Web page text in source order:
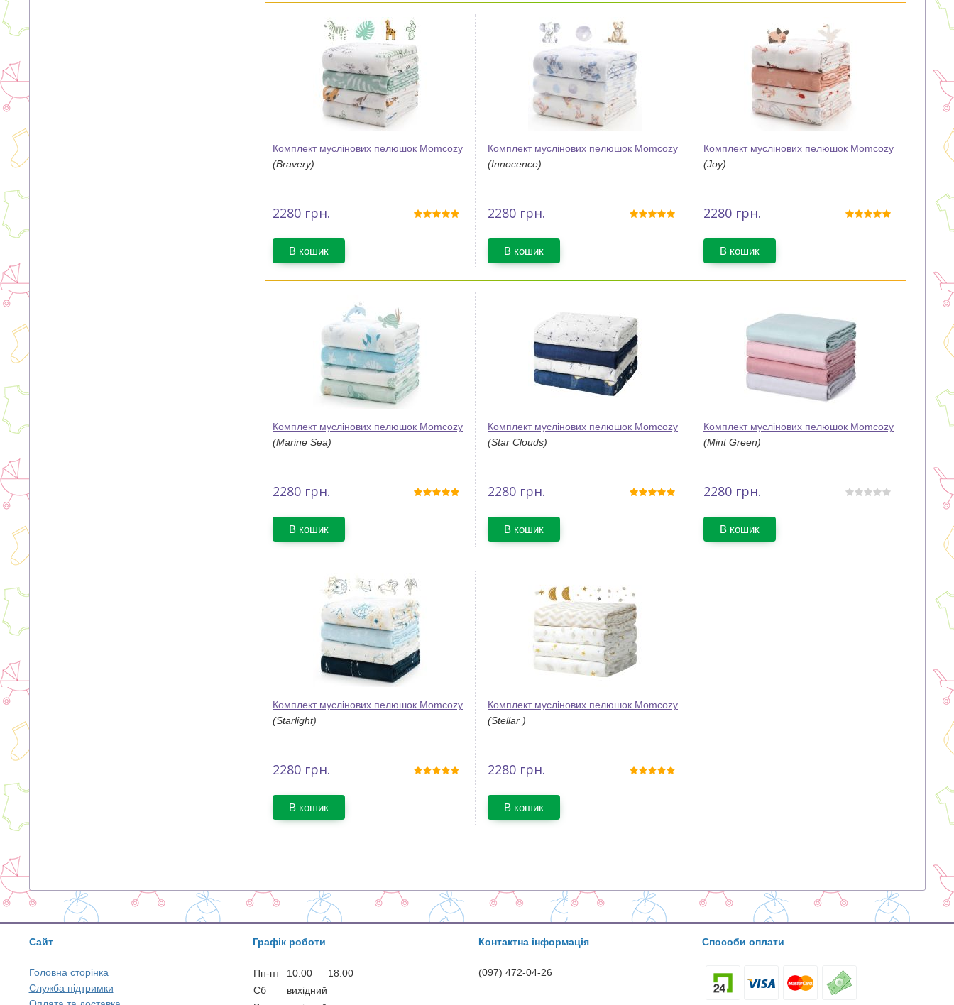
Комплект муслінових пелюшок Momcozy
(Bravery)
2280 грн.
В кошик
Комплект муслінових пелюшок Momcozy
(Innocence)
2280 грн.
В кошик
Комплект муслінових пелюшок Momcozy
(Joy)
2280 грн.
В кошик
Комплект муслінових пелюшок Momcozy
(Marine Sea)
2280 грн.
В кошик
Комплект муслінових пелюшок Momcozy
(Star Clouds)
2280 грн.
В кошик
Комплект муслінових пелюшок Momcozy
(Mint Green)
2280 грн.
В кошик
Комплект муслінових пелюшок Momcozy
(Starlight)
2280 грн.
В кошик
Комплект муслінових пелюшок Momcozy
(Stellar )
2280 грн.
В кошик
Сайт
Головна сторінка
Служба підтримки
Графік роботи
Пн-пт
10:00 — 18:00
Сб
вихідний
Контактна інформація
(097) 472-04-26
Способи оплати